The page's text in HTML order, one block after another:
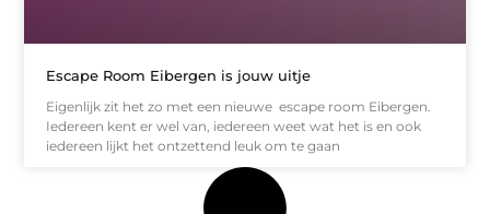
Escape Room Eibergen is jouw uitje
Eigenlijk zit het zo met een nieuwe escape room Eibergen.
Iedereen kent er wel van, iedereen weet wat het is en ook
iedereen lijkt het ontzettend leuk om te gaan